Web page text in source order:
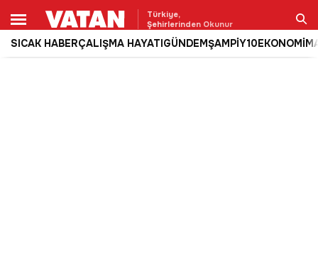
Türkiye,
Şehirlerinden Okunur
SICAK HABERÇALIŞMA HAYATIGÜNDEMŞAMPİY10EKONOMİ
Ara